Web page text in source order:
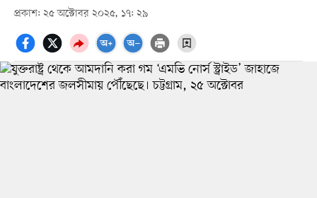
প্রকাশ: ২৫ অক্টোবর ২০২৫, ১৭: ২৯